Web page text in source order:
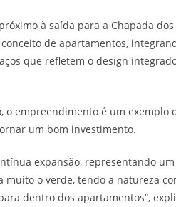
à saída para a Chapada dos
de apartamentos,
que refletem o design
o empreendimento é um exemplo
um bom investimento.
expansão, representando um
muito o verde, tendo a natureza
dentro dos apartamentos”,